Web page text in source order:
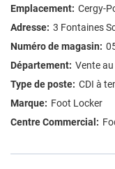
RECHERCHE DE
Cergy-
3 Fontaines
Vente au
CDI à
Foot Locker